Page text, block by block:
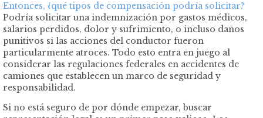
Entonces, ¿qué tipos de compensación podría solicitar?
Podría solicitar una indemnización por gastos médicos,
salarios perdidos, dolor y sufrimiento, o incluso daños
punitivos si las acciones del conductor fueron
particularmente atroces. Todo esto entra en juego al
considerar las regulaciones federales en accidentes de
camiones que establecen un marco de seguridad y
responsabilidad.
Si no está seguro de por dónde empezar, buscar